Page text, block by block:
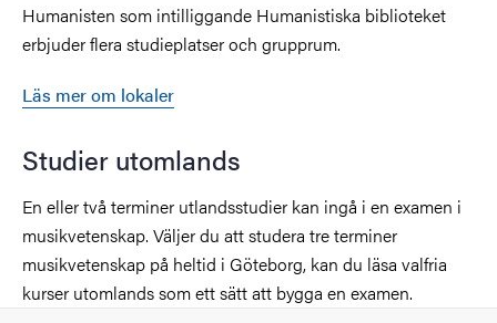
Humanisten som intilliggande Humanistiska biblioteket
erbjuder flera studieplatser och grupprum.
Läs mer om lokaler
Studier utomlands
En eller två terminer utlandsstudier kan ingå i en examen i
musikvetenskap. Väljer du att studera tre terminer
musikvetenskap på heltid i Göteborg, kan du läsa valfria
kurser utomlands som ett sätt att bygga en examen.